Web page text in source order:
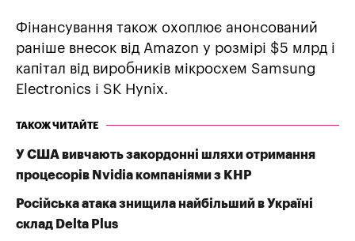
Фінансування також охоплює анонсований
раніше внесок від Amazon у розмірі $5 млрд і
капітал від виробників мікросхем Samsung
Electronics і SK Hynix.
ТАКОЖ ЧИТАЙТЕ
У США вивчають закордонні шляхи отримання
процесорів Nvidia компаніями з КНР
Російська атака знищила найбільший в Україні
склад Delta Plus